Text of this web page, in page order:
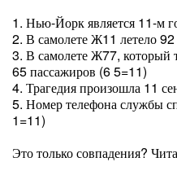
1. Нью-Йорк является 11-м
2. В самолете Ж11 летело
3. В самолете Ж77, который
65 пассажиров (6 5=11)
4. Трагедия произошла 11
5. Номер телефона службы
1=11)
Это только совпадения?